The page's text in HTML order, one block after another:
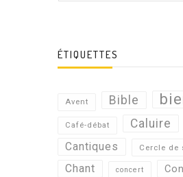
ÉTIQUETTES
Avent Bible
Café-débat Caluire
Cantiques Cercle de
Chant concert